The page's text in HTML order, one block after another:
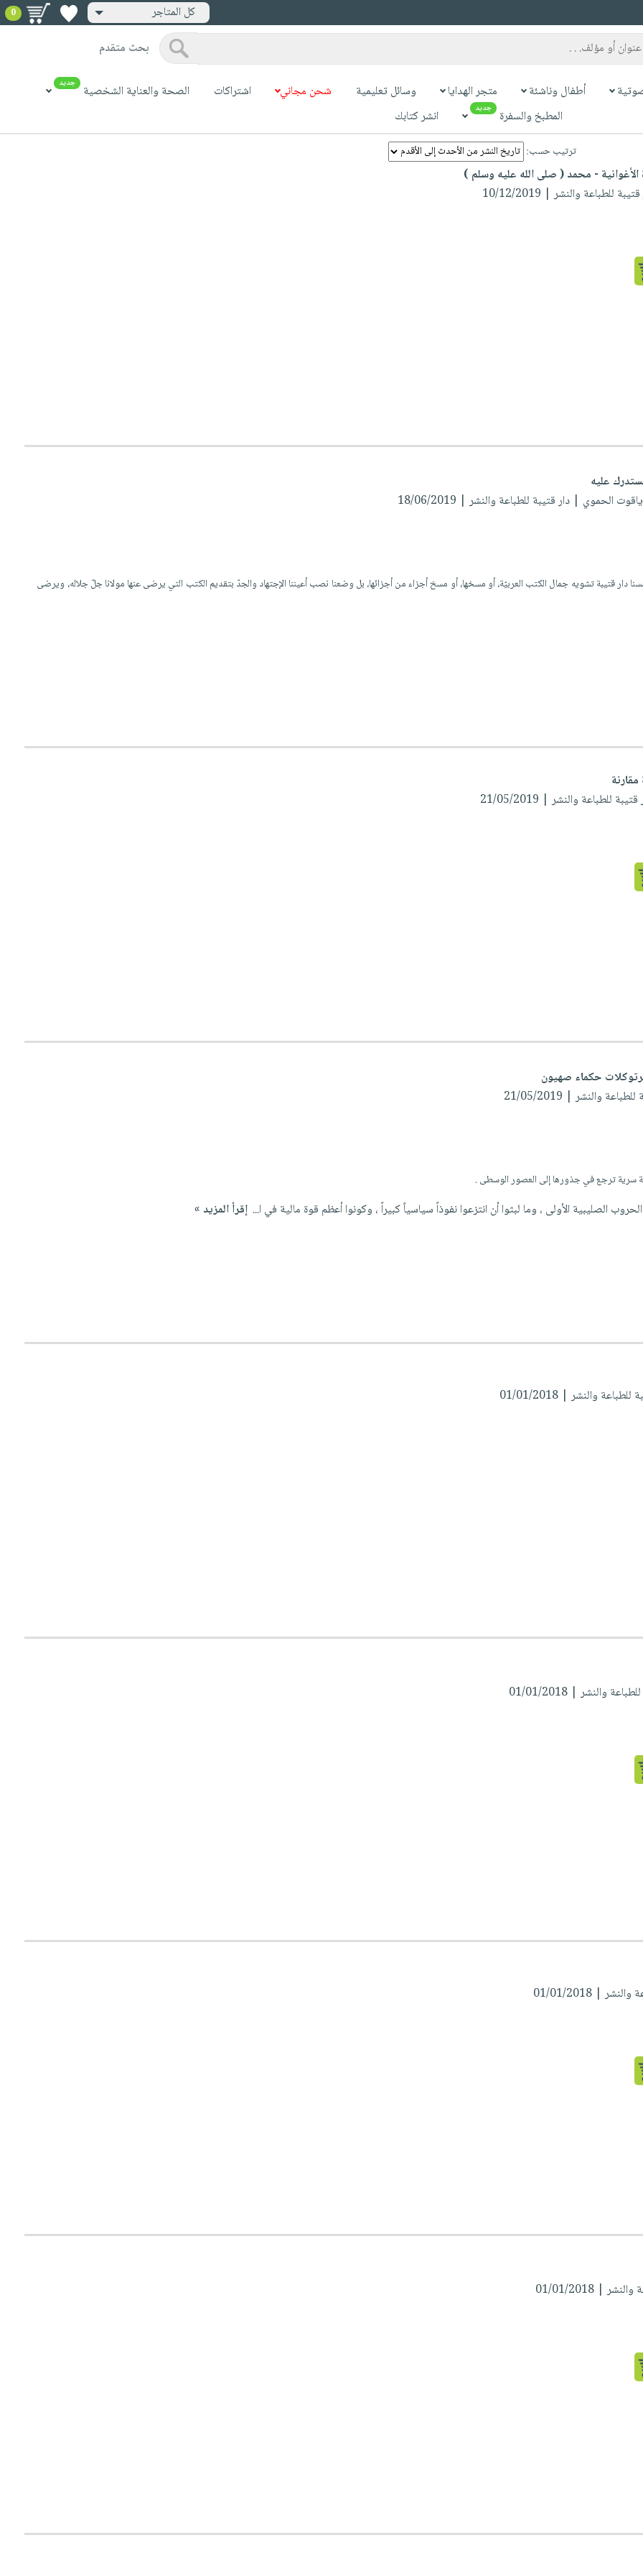
كل المتاجر 0
بحث متقدم
أطفال وناشئة متجر الهدايا وسائل تعليمية شحن مجاني اشتراكات الصحة والعناية الشخصية جديد
المطبخ والسفرة جديد انشر كتابك
ترتيب حسب:
الأغوانية - محمد ( صلى الله عليه وسلم )
للطباعة والنشر | 10/12/2019
عليه
ياقوت الحموي | دار قتيبة للطباعة والنشر | 18/06/2019
دار قتيبة تشويه جمال الكتب العربيّة، أو مسخها، أو مسخ أجزاء من أجزائها، بل وضعنا نصب أعيننا الإجتهاد والجدّ بتقديم الكتب التي يرضى عنها مولانا جلّ جلاله، ويرضى
للطباعة والنشر | 21/05/2019
حكماء صهيون
والنشر | 21/05/2019
سرية ترجع في جذورها إلى العصور الوسطى .
الصليبية الأولى ، وما لبثوا أن انتزعوا نفوذاً سياسياً كبيراً ، وكونوا أعظم قوة مالية في ا... إقرأ المزيد »
والنشر | 01/01/2018
والنشر | 01/01/2018
| 01/01/2018
| 01/01/2018